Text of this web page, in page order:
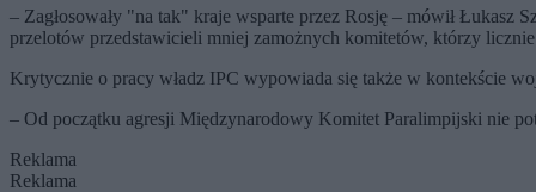
– Zagłosowały "na tak" kraje wsparte przez Rosję – mówił Łukasz
przelotów przedstawicieli mniej zamożnych komitetów, którzy
Krytycznie o pracy władz IPC wypowiada się także w kontekście
– Od początku agresji Międzynarodowy Komitet Paralimpijski nie
Reklama
Reklama